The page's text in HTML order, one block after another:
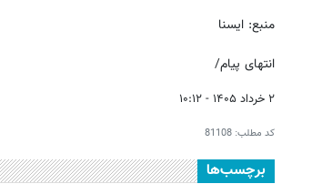
منبع: ایسنا
انتهای پیام/
۲ خرداد ۱۴۰۵ - ۱۰:۱۲
کد مطلب: 81108
برچسب‌ها